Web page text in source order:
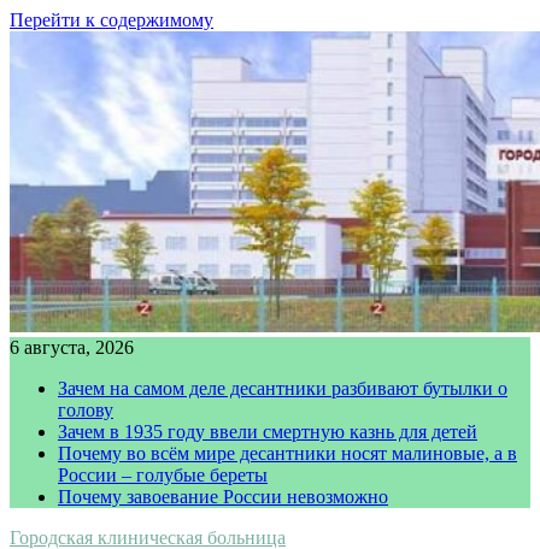
Перейти к содержимому
6 августа, 2026
Зачем на самом деле десантники разбивают бутылки о
голову
Зачем в 1935 году ввели смертную казнь для детей
Почему во всём мире десантники носят малиновые, а в
России – голубые береты
Почему завоевание России невозможно
Городская клиническая больница